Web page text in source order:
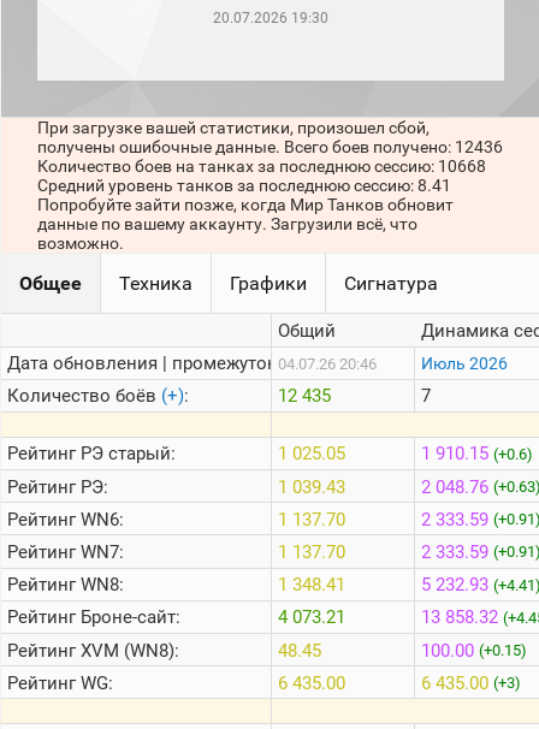
месяц)
игроков
последние
сессии)
1000
стримеров
Информация
Онлайн
Цветовая
шкала
Теlegram
ВК
Портал
Мира
20.07.2026 19:30
При загрузке вашей статистики, произошел сбой,
получены ошибочные данные. Всего боев получено: 12436
Количество боев на танках за последнюю сессию: 10668
Средний уровень танков за последнюю сессию: 8.41
Попробуйте зайти позже, когда Мир Танков обновит
данные по вашему аккаунту. Загрузили всё, что
возможно.
Общее Техника Графики Сигнатура
Дата обновления | промежуток:
Количество боёв (+):
РейтингРЭ старый:
РейтингРЭ:
РейтингWN6:
РейтингWN7:
РейтингWN8:
РейтингБроне-сайт:
РейтингXVM (WN8):
РейтингWG:
Общий
04.07.26 20:46
12 435
1 025.05
1 039.43
1 137.70
1 137.70
1 348.41
4 073.21
48.45
6 435.00
Динамика
Июль 2026
7
1 910.15 (+0.6)
2 048.76
2 333.59
2 333.59
5 232.93
13 858.32
100.00 (+0.15)
6 435.00 (+3)